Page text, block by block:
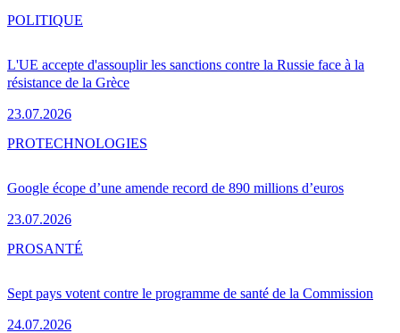
L'UE accepte d'assouplir les sanctions contre la Russie face à la
résistance de la Grèce
23.07.2026
POLITIQUE
Google écope d’une amende record de 890 millions d’euros
23.07.2026
PROTECHNOLOGIES
Sept pays votent contre le programme de santé de la Commission
24.07.2026
PROSANTÉ